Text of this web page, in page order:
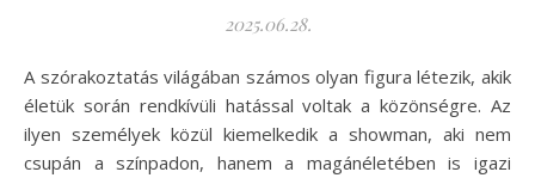
2025.06.28.
A szórakoztatás világában számos olyan figura létezik, akik
életük során rendkívüli hatással voltak a közönségre. Az
ilyen személyek közül kiemelkedik a showman, aki nem
csupán a színpadon, hanem a magánéletében is igazi